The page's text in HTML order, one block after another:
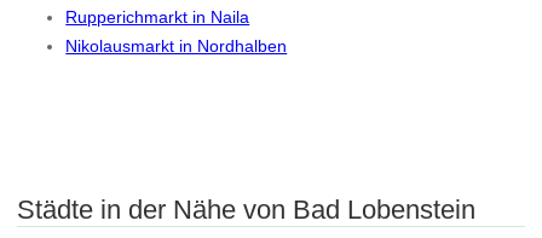
Rupperichmarkt in Naila
Nikolausmarkt in Nordhalben
Städte in der Nähe von Bad Lobenstein